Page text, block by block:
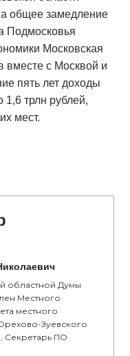
общее замедление
Подмосковья
Московская
вместе с Москвой и
пять лет доходы
трлн рублей,
мест.
областной Думы
Местного
местного
Зуевского
Секретарь ПО